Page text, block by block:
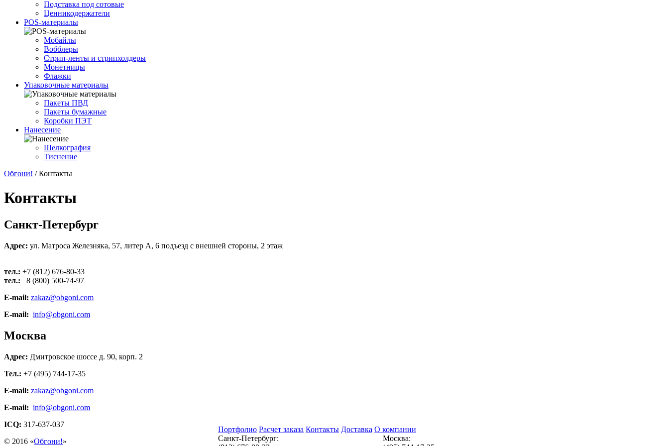
Подставка под сотовые
Ценникодержатели
POS-материалы
Мобайлы
Вобблеры
Cтрип-ленты и стрипхолдеры
Монетницы
Флажки
Упаковочные материалы
Пакеты ПВД
Пакеты бумажные
Коробки ПЭТ
Нанесение
Шелкография
Тиснение
Обгони! /Контакты
Контакты
Санкт-Петербург
Адрес: ул. Матроса Железняка, 57, литер А, 6 подъезд с внешней стороны, 2 этаж
тел.: +7 (812) 676-80-33
тел.: 8 (800) 500-74-97
E-mail: zakaz@obgoni.com
E-mail: info@obgoni.com
Москва
Адрес: Дмитровское шоссе д. 90, корп. 2
Тел.: +7 (495) 744-17-35
E-mail: zakaz@obgoni.com
E-mail: info@obgoni.com
ICQ: 317-637-037
© 2016 «Обгони!»
Портфолио Расчет заказа Контакты Доставка О компании
Санкт-Петербург:
Москва: